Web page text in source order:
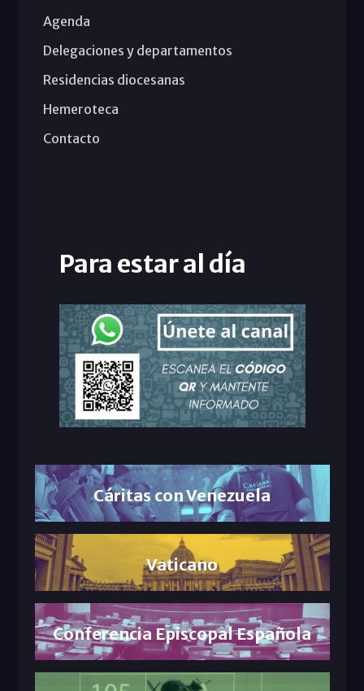
Agenda
Delegaciones y departamentos
Residencias diocesanas
Hemeroteca
Contacto
Para estar al día
Cáritas con Venezuela
Vaticano
Conferencia Episcopal Española